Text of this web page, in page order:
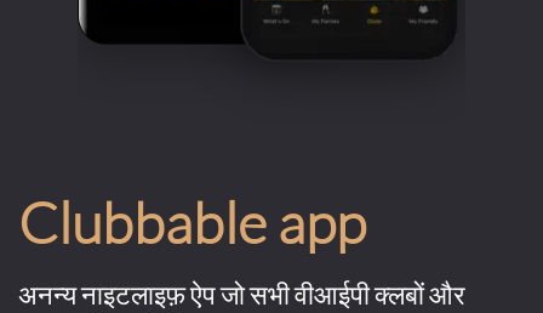
Clubbable app
अनन्य नाइटलाइफ़ ऐप जो सभी वीआईपी क्लबों और